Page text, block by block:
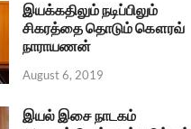
இயக்கதிலும் நடிப்பிலும்
சிகரத்தை தொடும் கௌரவ்
நாராயணன்
August 6, 2019
இயல் இசை நாடகம்